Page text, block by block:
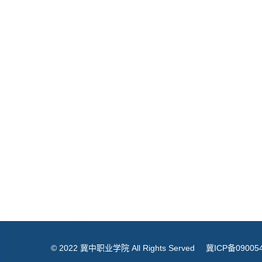
© 2022 冀中职业学院 All Rights Served 冀ICP备